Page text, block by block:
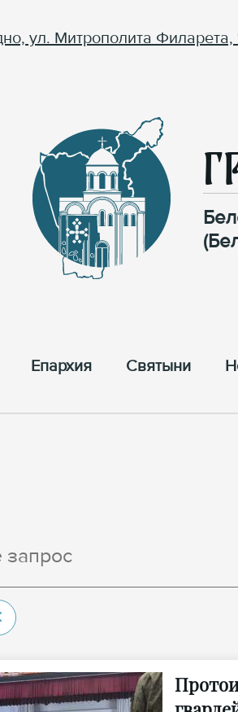
ул. Митрополита Филарета,
Епархия Cвятыни